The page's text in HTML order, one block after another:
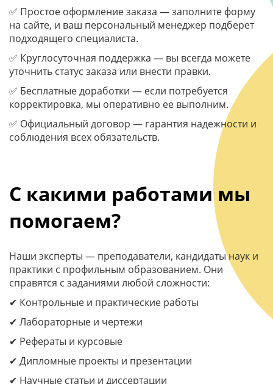
✅ Простое оформление заказа — заполните форму
на сайте, и ваш персональный менеджер подберет
подходящего специалиста.
✅ Круглосуточная поддержка — вы всегда можете
уточнить статус заказа или внести правки.
✅ Бесплатные доработки — если потребуется
корректировка, мы оперативно ее выполним.
✅ Официальный договор — гарантия надежности и
соблюдения всех обязательств.
С какими работами мы
помогаем?
Наши эксперты — преподаватели, кандидаты наук и
практики с профильным образованием. Они
справятся с заданиями любой сложности:
✔ Контрольные и практические работы
✔ Лабораторные и чертежи
✔ Рефераты и курсовые
✔ Дипломные проекты и презентации
✔ Научные статьи и диссертации